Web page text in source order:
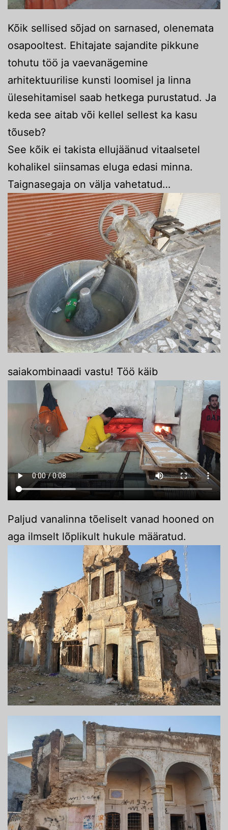
Kõik sellised sõjad on sarnased, olenemata
osapooltest. Ehitajate sajandite pikkune
tohutu töö ja vaevanägemine
arhitektuurilise kunsti loomisel ja linna
ülesehitamisel saab hetkega purustatud. Ja
keda see aitab või kellel sellest ka kasu
tõuseb?
See kõik ei takista ellujäänud vitaalsetel
kohalikel siinsamas eluga edasi minna.
Taignasegaja on välja vahetatud…
saiakombinaadi vastu! Töö käib
Paljud vanalinna tõeliselt vanad hooned on
aga ilmselt lõplikult hukule määratud.